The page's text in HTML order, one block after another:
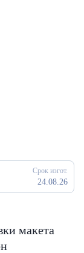
Срок изгот.
24.08.26
макета